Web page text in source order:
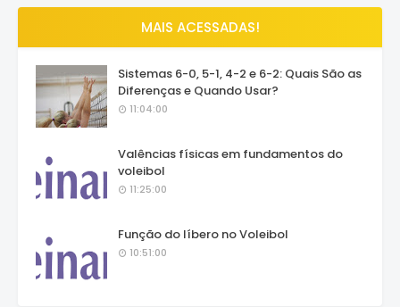
MAIS ACESSADAS!
Sistemas 6-0, 5-1, 4-2 e 6-2: Quais São as
Diferenças e Quando Usar?
11:04:00
Valências físicas em fundamentos do
voleibol
11:25:00
Função do líbero no Voleibol
10:51:00